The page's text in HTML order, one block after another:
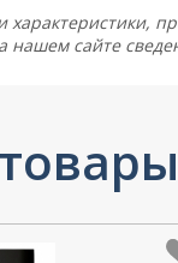
сайте